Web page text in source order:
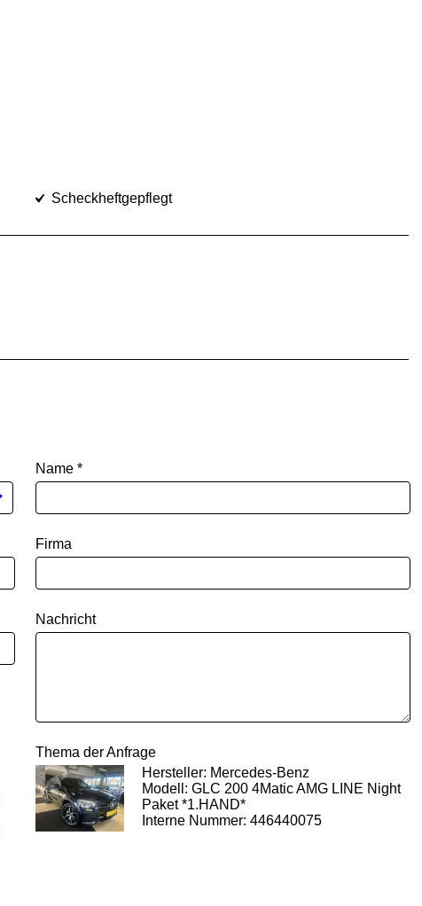
Scheckheftgepflegt
Name *
Firma
Nachricht
Thema der Anfrage
Hersteller: Mercedes-Benz
Modell: GLC 200 4Matic AMG LINE Night
Paket *1.HAND*
Interne Nummer: 446440075